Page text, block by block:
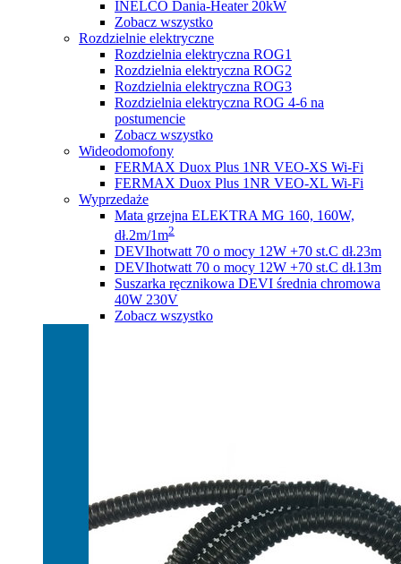
INELCO Dania-Heater 20kW
Zobacz wszystko
Rozdzielnie elektryczne
Rozdzielnia elektryczna ROG1
Rozdzielnia elektryczna ROG2
Rozdzielnia elektryczna ROG3
Rozdzielnia elektryczna ROG 4-6 na
postumencie
Zobacz wszystko
Wideodomofony
FERMAX Duox Plus 1NR VEO-XS Wi-Fi
FERMAX Duox Plus 1NR VEO-XL Wi-Fi
Wyprzedaże
Mata grzejna ELEKTRA MG 160, 160W,
dł.2m/1m2
DEVIhotwatt 70 o mocy 12W +70 st.C dł.23m
DEVIhotwatt 70 o mocy 12W +70 st.C dł.13m
Suszarka ręcznikowa DEVI średnia chromowa
40W 230V
Zobacz wszystko